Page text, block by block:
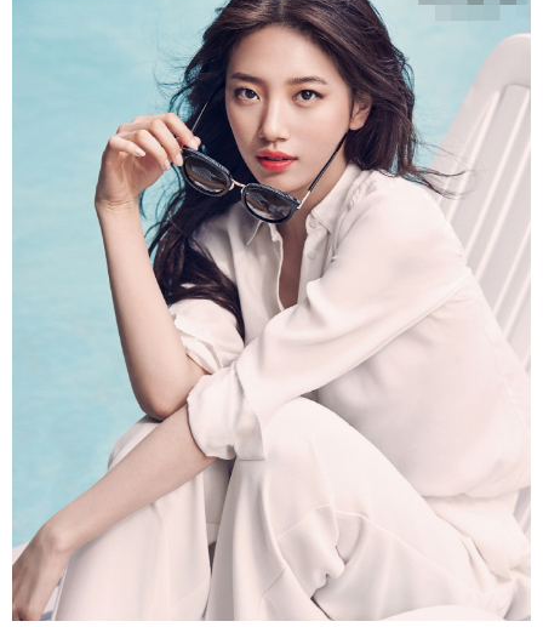
公益 军事 无人机
摄影 新华广播
新华电视中文 新华电视英文 返回PC